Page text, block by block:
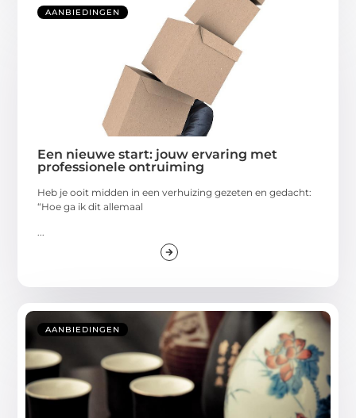
AANBIEDINGEN
Een nieuwe start: jouw ervaring met
professionele ontruiming
Heb je ooit midden in een verhuizing gezeten en gedacht:
“Hoe ga ik dit allemaal
...
AANBIEDINGEN